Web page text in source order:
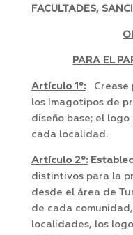
FACULTADES,
PARA EL
Artículo 1º:Crease
los Imagotipos de
diseño base; el
cada localidad.
Artículo 2º:
distintivos para la
desde el área de
de cada
localidades, los